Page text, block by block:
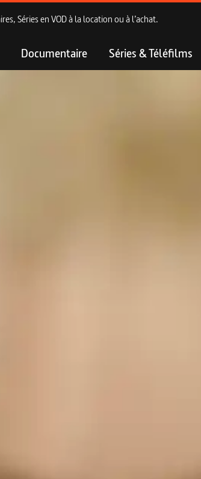
Séries en VOD à la location ou à l’achat.
Documentaire Séries & Téléfilms